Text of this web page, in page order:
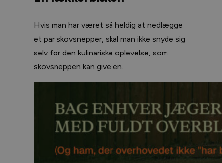
Hvis man har været så heldig at nedlægge
et par skovsnepper, skal man ikke snyde sig
selv for den kulinariske oplevelse, som
skovsneppen kan give en.